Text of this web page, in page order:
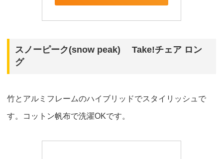
スノーピーク(snow peak) Take!チェア ロン
グ
竹とアルミフレームのハイブリッドでスタイリッシュで
す。コットン帆布で洗濯OKです。